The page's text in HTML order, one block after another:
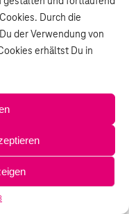
Durch die
der Verwendung von
erhältst Du in